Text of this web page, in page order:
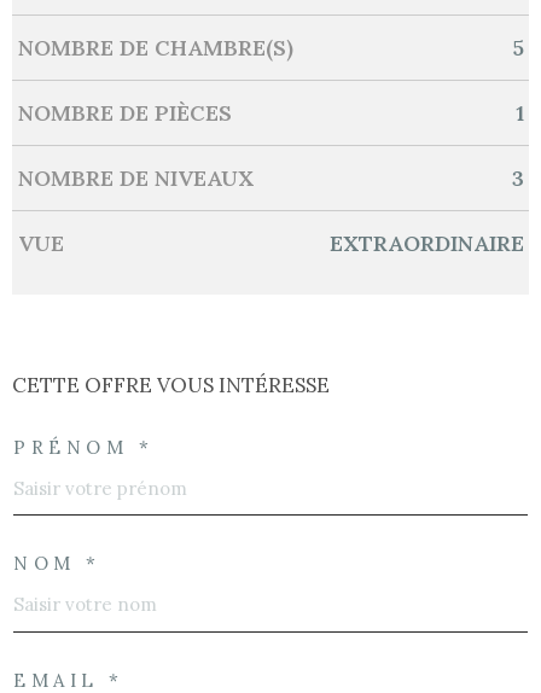
NOMBRE DE CHAMBRE(S) 5
NOMBRE DE PIÈCES 1
NOMBRE DE NIVEAUX 3
VUE EXTRAORDINAIRE
CETTE OFFRE VOUS INTÉRESSE
PRÉNOM *
NOM *
EMAIL *